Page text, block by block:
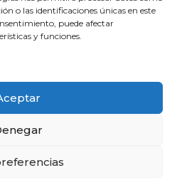
o las identificaciones únicas en este
puede afectar
y funciones.
RIOJA.
Venta de complementos de